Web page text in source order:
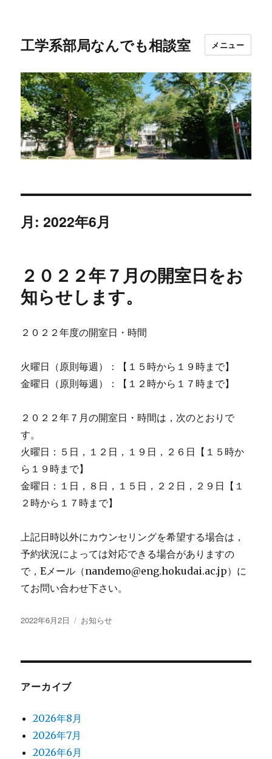
工学系部局なんでも相談室 メニュー
月:2022年6月
２０２２年７月の開室日をお
知らせします。
２０２２年度の開室日・時間
火曜日（原則毎週）：【１５時から１９時まで】
金曜日（原則毎週）：【１２時から１７時まで】
２０２２年７月の開室日・時間は，次のとおりで
す。
火曜日：５日，１２日，１９日，２６日【１５時か
ら１９時まで】
金曜日：１日，８日，１５日，２２日，２９日【１
２時から１７時まで】
上記日時以外にカウンセリングを希望する場合は，
予約状況によっては対応できる場合がありますの
で，Eメール（nandemo@eng.hokudai.ac.jp）に
てお問い合わせ下さい。
投
2022年6月2日
カ
お知らせ
アーカイブ
2026年8月
2026年7月
2026年6月